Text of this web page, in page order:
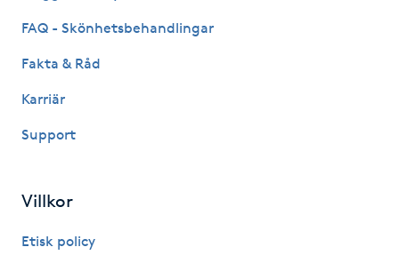
Huduppstramning
Hudvård
FAQ - Skönhetsbehandlingar
Fakta & Råd
Karriär
Support
Villkor
Etisk policy